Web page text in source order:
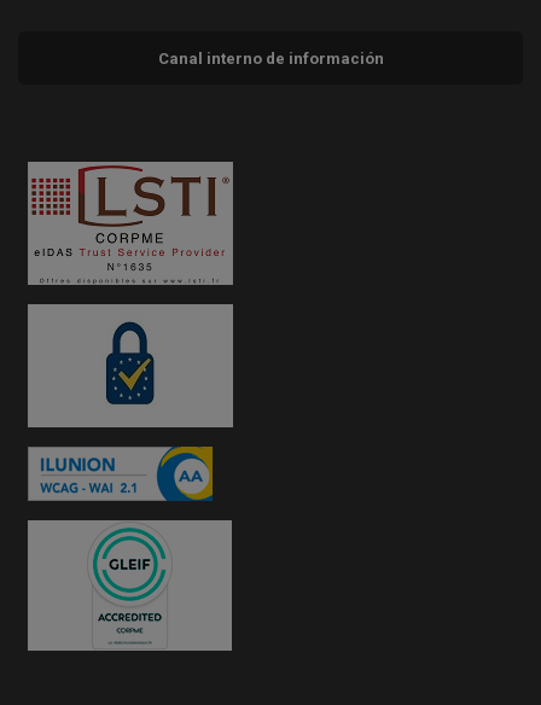
Canal interno de información